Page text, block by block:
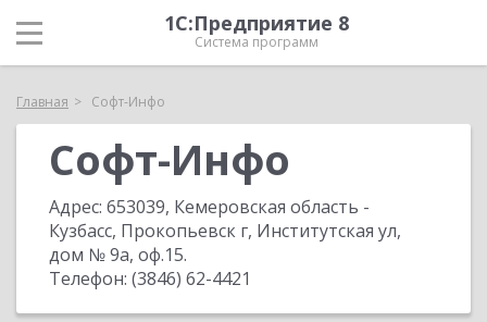
1С:Предприятие 8
Система программ
Главная Софт-Инфо
Софт-Инфо
Адрес: 653039, Кемеровская область -
Кузбасс, Прокопьевск г, Институтская ул,
дом № 9а, оф.15.
Телефон: (3846) 62-4421